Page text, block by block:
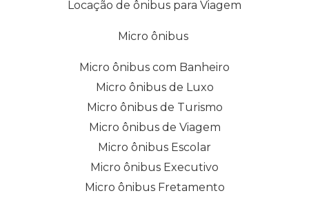
Locação de ônibus para Viagem
Micro ônibus
Micro ônibus com Banheiro
Micro ônibus de Luxo
Micro ônibus de Turismo
Micro ônibus de Viagem
Micro ônibus Escolar
Micro ônibus Executivo
Micro ônibus Fretamento